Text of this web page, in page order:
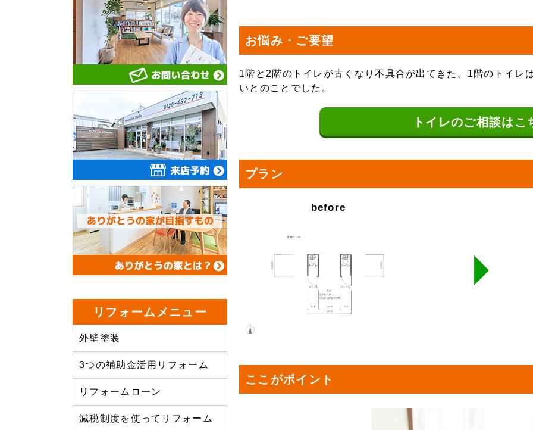
お悩み・ご要望
1階と2階のトイレが古くなり不具合が出てきた。1階のトイレ
いとのことでした。
トイレのご相談はこ
プラン
before
ここがポイント
リフォームメニュー
外壁塗装
3つの補助金活用リフォーム
リフォームローン
減税制度を使ってリフォーム